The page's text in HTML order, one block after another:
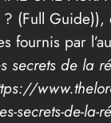
? (Full Guide)),
fournis par
secrets de la
secrets-de-la-